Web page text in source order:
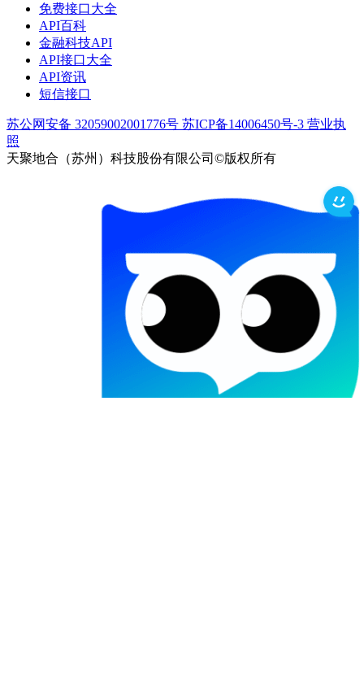
免费接口大全
API百科
金融科技API
API接口大全
API资讯
短信接口
苏公网安备 32059002001776号 苏ICP备14006450号-3 营业执
照
天聚地合（苏州）科技股份有限公司©版权所有